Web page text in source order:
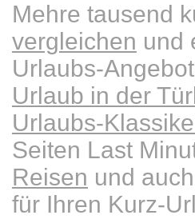
Mehre tausend
vergleichen und
Urlaubs-
Urlaub in der
Urlaubs-
Seiten Last
Reisen und
für Ihren Kurz-